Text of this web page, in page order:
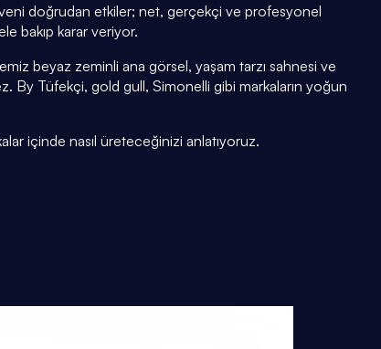
doğrudan etkiler; net, gerçekçi ve profesyonel
bakıp karar veriyor.
beyaz zeminli ana görsel, yaşam tarzı sahnesi ve
Tüfekçi, gold gull, Simonelli gibi markaların yoğun
içinde nasıl üreteceğinizi anlatıyoruz.